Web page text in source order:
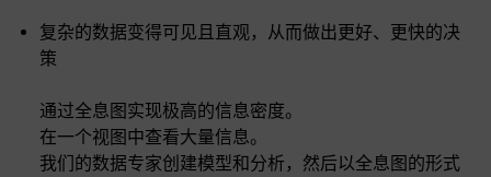
复杂的数据变得可见且直观，从而做出更好、更快的决
策
通过全息图实现极高的信息密度。
在一个视图中查看大量信息。
我们的数据专家创建模型和分析，然后以全息图的形式